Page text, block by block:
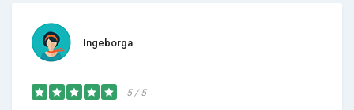
Ingeborga
5 / 5